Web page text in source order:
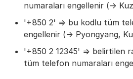
numaraları engellenir (->
'+850 2' => bu kodlu tüm
engellenir (-> Pyongyang,
'+850 2 12345' => belirtilen
tüm telefon numaraları